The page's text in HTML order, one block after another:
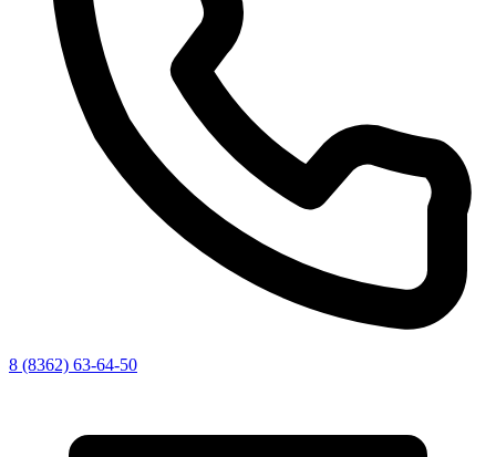
8 (8362) 63-64-50